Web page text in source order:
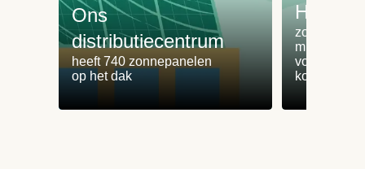
Ons
distributiecentrum
heeft 740 zonnepanelen
op het dak
zorgt voor
minder
koken